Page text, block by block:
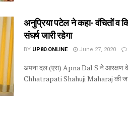
अनुप्रिया पटेल ने कहा- वंचितों व
संघर्ष जारी रहेगा
BY UP80.ONLINE June 27, 2020
अपना दल (एस) Apna Dal S ने आरक्षण
Chhatrapati Shahuji Maharaj की